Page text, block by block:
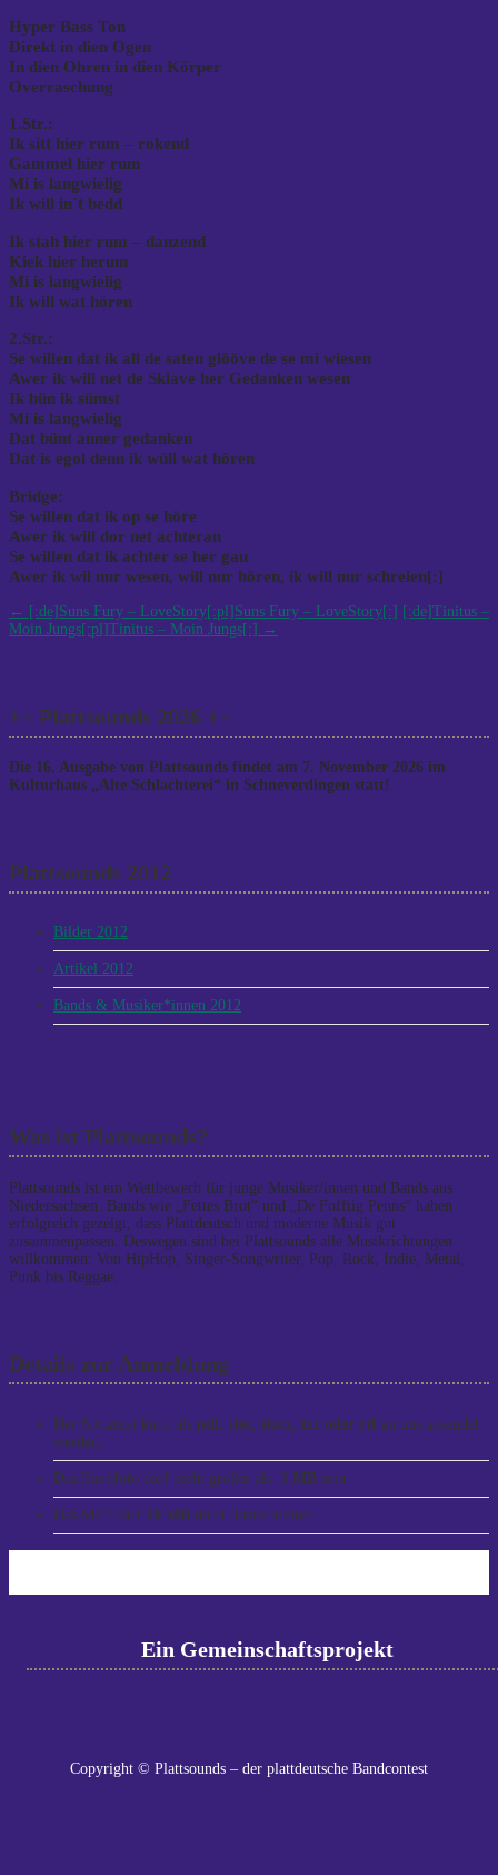
Hyper Bass Ton
Direkt in dien Ogen
In dien Ohren in dien Körper
Overraschung
1.Str.:
Ik sitt hier rum – rokend
Gammel hier rum
Mi is langwielig
Ik will in´t bedd
Ik stah hier rum – danzend
Kiek hier herum
Mi is langwielig
Ik will wat hören
2.Str.:
Se willen dat ik all de saten glööve de se mi wiesen
Awer ik will net de Sklave her Gedanken wesen
Ik bün ik sümst
Mi is langwielig
Dat bünt anner gedanken
Dat is egol denn ik wüll wat hören
Bridge:
Se willen dat ik op se höre
Awer ik will dor net achteran
Se willen dat ik achter se her gau
Awer ik wil nur wesen, will nur hören, ik will nur schreien[:]
Post
navigation
← [:de]Suns Fury – LoveStory[:pl]Suns Fury – LoveStory[:] [:de]Tinitus –
Moin Jungs[:pl]Tinitus – Moin Jungs[:] →
++ Plattsounds 2026 ++
Die 16. Ausgabe von Plattsounds findet am 7. November 2026 im
Kulturhaus „Alte Schlachterei“ in Schneverdingen statt!
Plattsounds 2012
Bilder 2012
Artikel 2012
Bands & Musiker*innen 2012
Was ist Plattsounds?
Plattsounds ist ein Wettbewerb für junge Musiker/innen und Bands aus
Niedersachsen. Bands wie „Fettes Brot“ und „De Fofftig Penns“ haben
erfolgreich gezeigt, dass Plattdeutsch und moderne Musik gut
zusammenpassen. Deswegen sind bei Plattsounds alle Musikrichtungen
willkommen: Von HipHop, Singer-Songwriter, Pop, Rock, Indie, Metal,
Punk bis Reggae.
Details zur Anmeldung
Der Songtext kann als pdf, doc, docx, txt oder rtf an uns gesendet
werden.
Das Bandfoto darf nicht größer als 3 MB sein.
Das MP3 darf 10 MB nicht überschreiten.
Ein Gemeinschaftsprojekt
Copyright © Plattsounds – der plattdeutsche Bandcontest